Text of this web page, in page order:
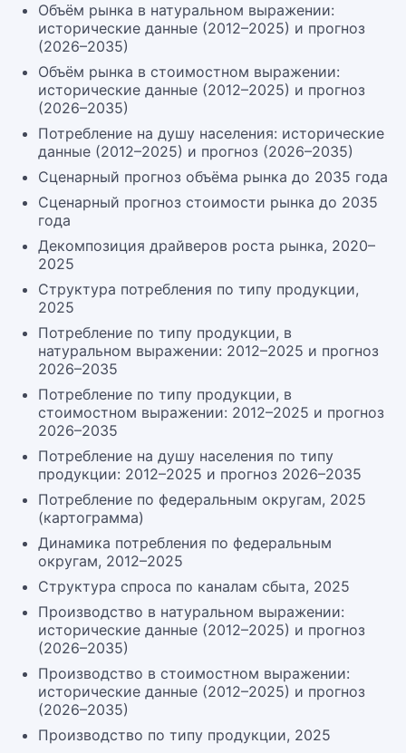
Объём рынка в натуральном выражении:
исторические данные (2012–2025) и прогноз
(2026–2035)
Объём рынка в стоимостном выражении:
исторические данные (2012–2025) и прогноз
(2026–2035)
Потребление на душу населения: исторические
данные (2012–2025) и прогноз (2026–2035)
Сценарный прогноз объёма рынка до 2035 года
Сценарный прогноз стоимости рынка до 2035
года
Декомпозиция драйверов роста рынка, 2020–
2025
Структура потребления по типу продукции,
2025
Потребление по типу продукции, в
натуральном выражении: 2012–2025 и прогноз
2026–2035
Потребление по типу продукции, в
стоимостном выражении: 2012–2025 и прогноз
2026–2035
Потребление на душу населения по типу
продукции: 2012–2025 и прогноз 2026–2035
Потребление по федеральным округам, 2025
(картограмма)
Динамика потребления по федеральным
округам, 2012–2025
Структура спроса по каналам сбыта, 2025
Производство в натуральном выражении:
исторические данные (2012–2025) и прогноз
(2026–2035)
Производство в стоимостном выражении:
исторические данные (2012–2025) и прогноз
(2026–2035)
Производство по типу продукции, 2025